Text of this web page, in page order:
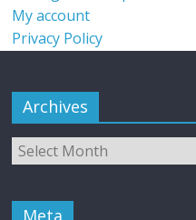
My account
Privacy Policy
Archives
Meta